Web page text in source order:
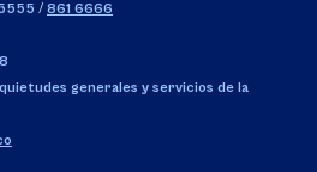
/ 861 6666
generales y servicios de la